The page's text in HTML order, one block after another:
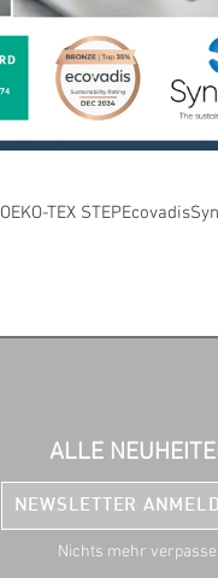
OEKO-TEX STEPEcovadis
ALLE
NEWSLETTER
Nichts mehr